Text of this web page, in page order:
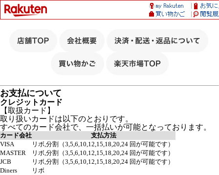
お支払について
クレジットカード
【取扱カード】
取り扱いカードは以下のとおりです。
すべてのカード会社で、一括払いが可能となっております。
カード会社
支払方法
VISA
リボ,分割（3,5,6,10,12,15,18,20,24 回が可能です）
MASTER
リボ,分割（3,5,6,10,12,15,18,20,24 回が可能です）
JCB
リボ,分割（3,5,6,10,12,15,18,20,24 回が可能です）
Diners
リボ